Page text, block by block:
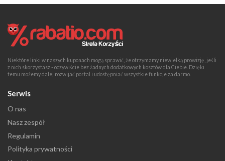
Niektóre linki w naszych kuponach mogą sprawić, że otrzymamy niewielką prowizję, jeśli
z nich skorzystasz - oczywiście bez żadnych dodatkowych kosztów dla Ciebie. Dzięki
temu możemy dalej rozwijać portal i udostępniać wszystkie funkcje za darmo.
Serwis
O nas
Nasz zespół
Regulamin
Polityka prywatności